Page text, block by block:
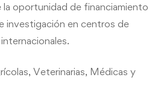
la oportunidad de financiamiento
investigación en centros de
Veterinarias, Médicas y